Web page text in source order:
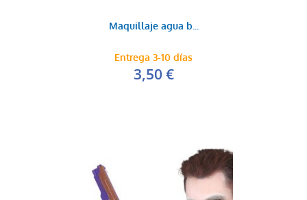
Maquillaje agua b...
Entrega 3-10 días
3,50 €